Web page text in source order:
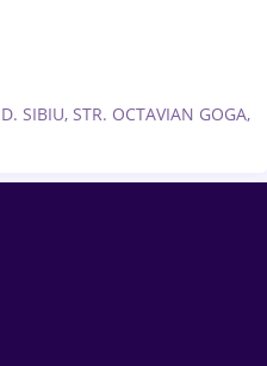
SIBIU, STR. OCTAVIAN GOGA,